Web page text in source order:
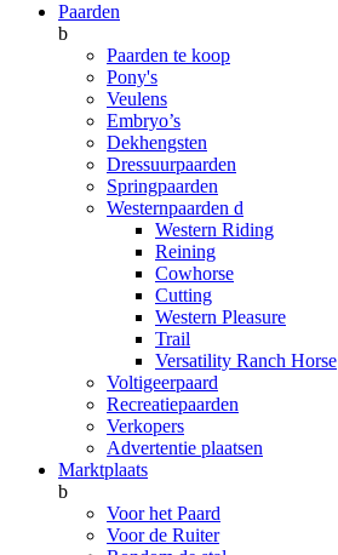
Paarden
b
Paarden te koop
Pony's
Veulens
Embryo’s
Dekhengsten
Dressuurpaarden
Springpaarden
Westernpaarden d
Western Riding
Reining
Cowhorse
Cutting
Western Pleasure
Trail
Versatility Ranch Horse
Voltigeerpaard
Recreatiepaarden
Verkopers
Advertentie plaatsen
Marktplaats
b
Voor het Paard
Voor de Ruiter